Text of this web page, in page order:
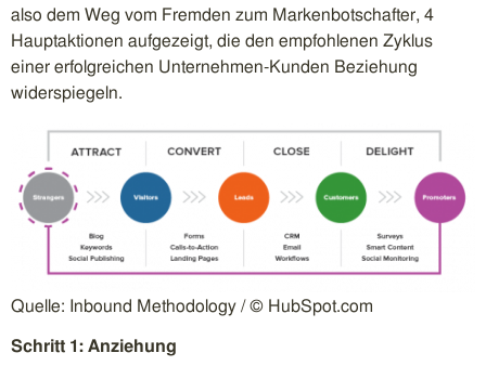
also dem Weg vom Fremden zum Markenbotschafter, 4
Hauptaktionen aufgezeigt, die den empfohlenen Zyklus
einer erfolgreichen Unternehmen-Kunden Beziehung
widerspiegeln.
Quelle: Inbound Methodology / © HubSpot.com
Schritt 1: Anziehung